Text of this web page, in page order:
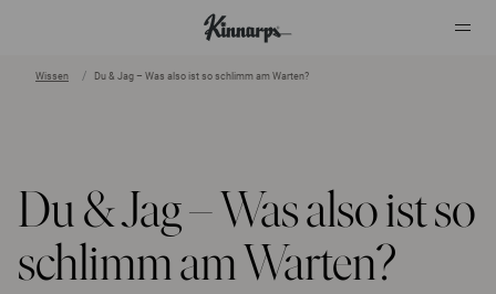
Wissen Du & Jag – Was also ist so schlimm am Warten?
Du & Jag – Was also ist so
schlimm am Warten?